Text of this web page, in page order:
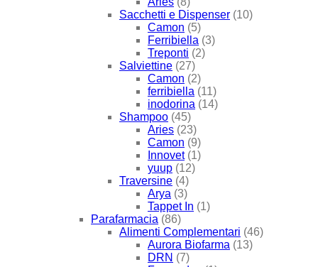
Sacchetti e Dispenser (10)
Camon (5)
Ferribiella (3)
Treponti (2)
Salviettine (27)
Camon (2)
ferribiella (11)
inodorina (14)
Shampoo (45)
Aries (23)
Camon (9)
Innovet (1)
yuup (12)
Traversine (4)
Arya (3)
Tappet In (1)
Parafarmacia (86)
Alimenti Complementari (46)
Aurora Biofarma (13)
DRN (7)